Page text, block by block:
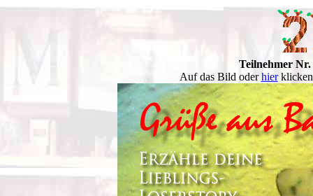
Teilnehmer Nr.
Auf das Bild oderhierklicken